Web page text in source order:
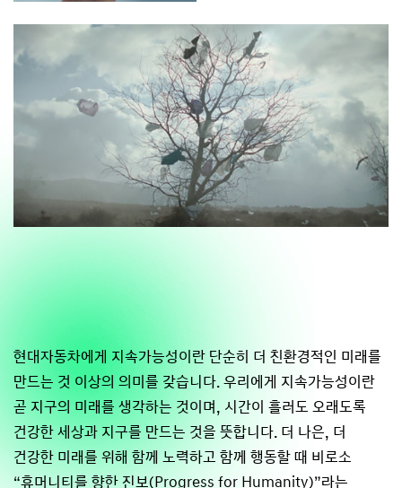
현대자동차에게 지속가능성이란 단순히 더 친환경적인 미래를
만드는 것 이상의 의미를 갖습니다. 우리에게 지속가능성이란
곧 지구의 미래를 생각하는 것이며, 시간이 흘러도 오래도록
건강한 세상과 지구를 만드는 것을 뜻합니다. 더 나은, 더
건강한 미래를 위해 함께 노력하고 함께 행동할 때 비로소
“휴머니티를 향한 진보(Progress for Humanity)”라는